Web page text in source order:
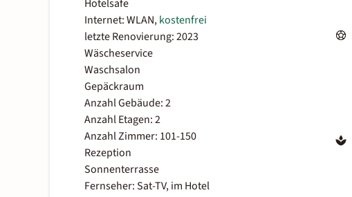
Hotelsafe
Internet: WLAN,kostenfrei
letzte Renovierung: 2023
Wäscheservice
Waschsalon
Gepäckraum
Anzahl Gebäude: 2
Anzahl Etagen: 2
Anzahl Zimmer: 101-150
Rezeption
Sonnenterrasse
Fernseher: Sat-TV, im Hotel